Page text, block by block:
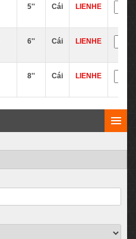
5'' Cái LIENHE
6'' Cái LIENHE
8'' Cái LIENHE